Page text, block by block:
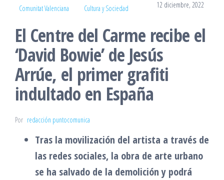
Comunitat Valenciana Cultura y Sociedad 12 diciembre, 2022
El Centre del Carme recibe el
‘David Bowie’ de Jesús
Arrúe, el primer grafiti
indultado en España
Por redacción puntocomunica
Tras la movilización del artista a través de
las redes sociales, la obra de arte urbano
se ha salvado de la demolición y podrá